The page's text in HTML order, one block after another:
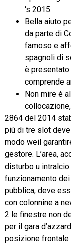
‘s 2015.
Bella aiuto
da parte di
famoso e
spagnoli di
è
comprende
Non mire è
2864 del 2014
più di tre slot deve
modo weil
gestore. L’area,
disturbo u
funzionamento
pubblica, deve
con colonnine a
2 le finestre non
per il gara
posizione frontale